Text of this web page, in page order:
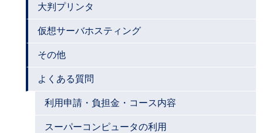
大判プリンタ
仮想サーバホスティング
その他
よくある質問
利用申請・負担金・コース内容
スーパーコンピュータの利用